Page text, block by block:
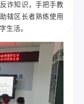
诈知识，手把手教
辖区长者熟练使用
生活。